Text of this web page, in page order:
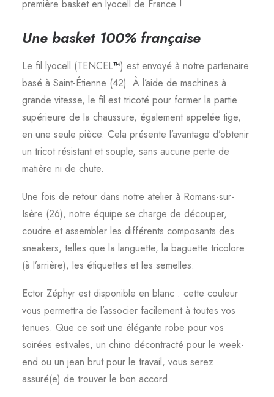
première basket en lyocell de France !
Une basket 100% française
Le fil lyocell (TENCEL™) est envoyé à notre partenaire
basé à Saint-Étienne (42). À l’aide de machines à
grande vitesse, le fil est tricoté pour former la partie
supérieure de la chaussure, également appelée tige,
en une seule pièce. Cela présente l’avantage d’obtenir
un tricot résistant et souple, sans aucune perte de
matière ni de chute.
Une fois de retour dans notre atelier à Romans-sur-
Isère (26), notre équipe se charge de découper,
coudre et assembler les différents composants des
sneakers, telles que la languette, la baguette tricolore
(à l’arrière), les étiquettes et les semelles.
Ector Zéphyr est disponible en blanc : cette couleur
vous permettra de l’associer facilement à toutes vos
tenues. Que ce soit une élégante robe pour vos
soirées estivales, un chino décontracté pour le week-
end ou un jean brut pour le travail, vous serez
assuré(e) de trouver le bon accord.